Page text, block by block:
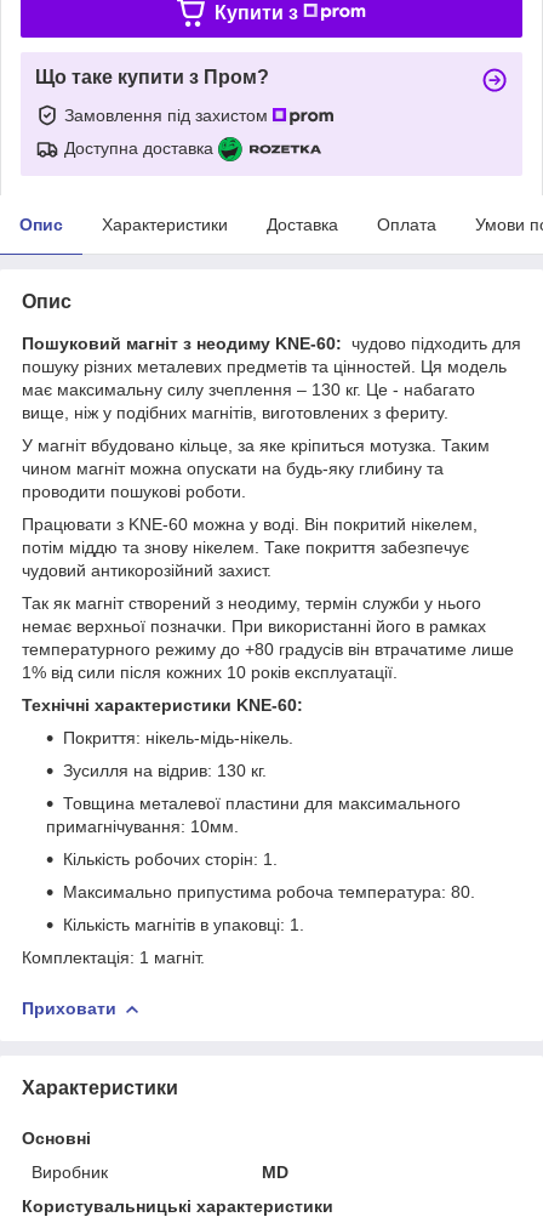
Купити з
Що таке купити з Пром?
Замовлення під захистом
Доступна доставка
Опис Характеристики Доставка Оплата Умови
Опис
Пошуковий магніт з неодиму KNE-60: чудово підходить для
пошуку різних металевих предметів та цінностей. Ця модель
має максимальну силу зчеплення – 130 кг. Це - набагато
вище, ніж у подібних магнітів, виготовлених з фериту.
У магніт вбудовано кільце, за яке кріпиться мотузка. Таким
чином магніт можна опускати на будь-яку глибину та
проводити пошукові роботи.
Працювати з KNE-60 можна у воді. Він покритий нікелем,
потім міддю та знову нікелем. Таке покриття забезпечує
чудовий антикорозійний захист.
Так як магніт створений з неодиму, термін служби у нього
немає верхньої позначки. При використанні його в рамках
температурного режиму до +80 градусів він втрачатиме лише
1% від сили після кожних 10 років експлуатації.
Технічні характеристики KNE-60:
Покриття: нікель-мідь-нікель.
Зусилля на відрив: 130 кг.
Товщина металевої пластини для максимального
примагнічування: 10мм.
Кількість робочих сторін: 1.
Максимально припустима робоча температура: 80.
Кількість магнітів в упаковці: 1.
Комплектація: 1 магніт.
Приховати
Характеристики
Основні
Виробник
MD
Користувальницькі характеристики